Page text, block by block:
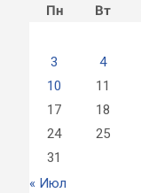
Пн
Вт
3
4
10
11
17
18
24
25
31
« Июл